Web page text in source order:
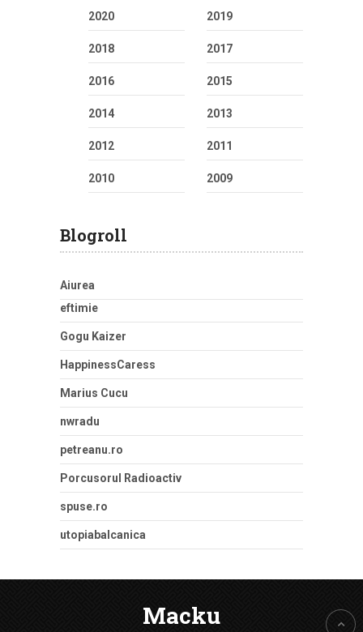
2020 2019
2018 2017
2016 2015
2014 2013
2012 2011
2010 2009
Blogroll
Aiurea
eftimie
Gogu Kaizer
HappinessCaress
Marius Cucu
nwradu
petreanu.ro
Porcusorul Radioactiv
spuse.ro
utopiabalcanica
Macku